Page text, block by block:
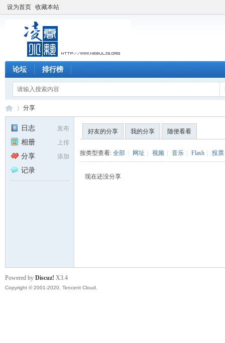
设为首页 收藏本站
论坛 排行榜
分享
发布
日志
上传
相册
添加
分享
记录
好友的分享 我的分享 随便看看
按类型查看: 全部 网址 视频 音乐 Flash 投票
现在还没分享
Powered by Discuz! X3.4
Copyright © 2001-2020, Tencent Cloud.